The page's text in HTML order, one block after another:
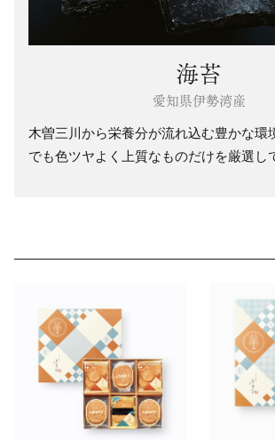
海苔
愛知県伊勢湾産
木曽三川から栄養分が流れ込む豊かな環
でも色ツヤよく上質なものだけを厳選し